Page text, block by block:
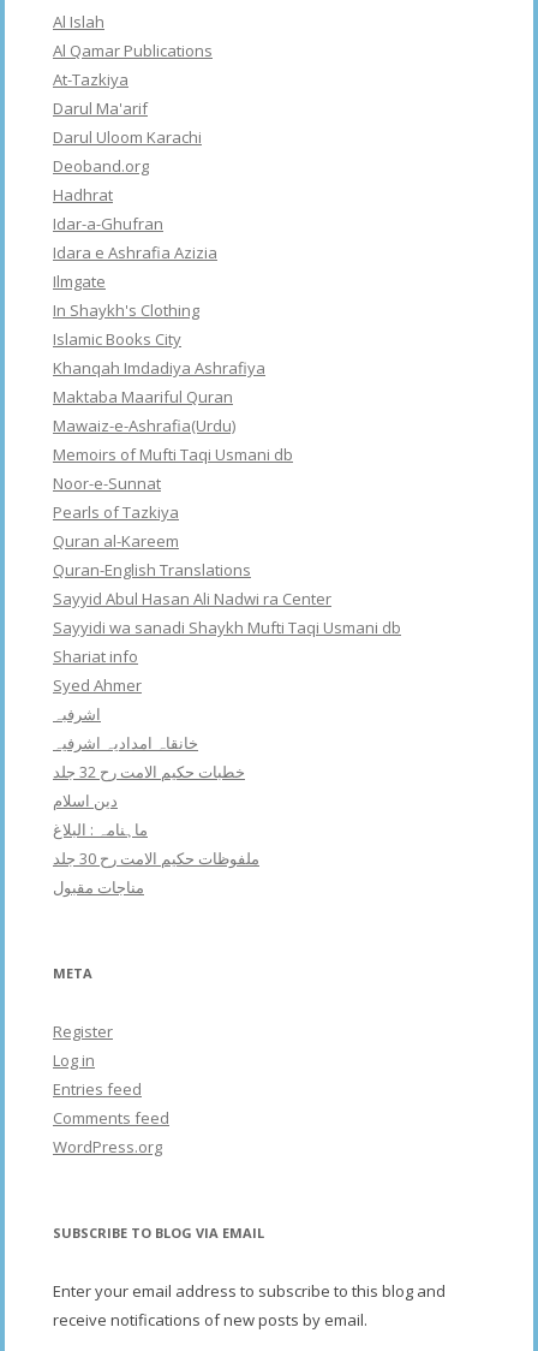
Al Islah
Al Qamar Publications
At-Tazkiya
Darul Ma'arif
Darul Uloom Karachi
Deoband.org
Hadhrat
Idar-a-Ghufran
Idara e Ashrafia Azizia
Ilmgate
In Shaykh's Clothing
Islamic Books City
Khanqah Imdadiya Ashrafiya
Maktaba Maariful Quran
Mawaiz-e-Ashrafia(Urdu)
Memoirs of Mufti Taqi Usmani db
Noor-e-Sunnat
Pearls of Tazkiya
Quran al-Kareem
Quran-English Translations
Sayyid Abul Hasan Ali Nadwi ra Center
Sayyidi wa sanadi Shaykh Mufti Taqi Usmani db
Shariat info
Syed Ahmer
اشرفبہ
خانقاہ امدادیہ اشرفیہ
خطبات حکیم الامت رح 32 جلد
دین اسلام
ماہنامہ : البلاغ
ملفوظات حکیم الامت رح 30 جلد
مناجات مقبول
META
Register
Log in
Entries feed
Comments feed
WordPress.org
SUBSCRIBE TO BLOG VIA EMAIL
Enter your email address to subscribe to this blog and
receive notifications of new posts by email.